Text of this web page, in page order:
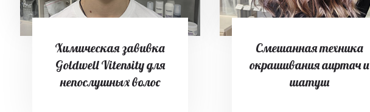
Химическая завивка
Goldwell Vitensity для
непослушных волос
Смешанная техника
окрашивания аиртач и
шатуш